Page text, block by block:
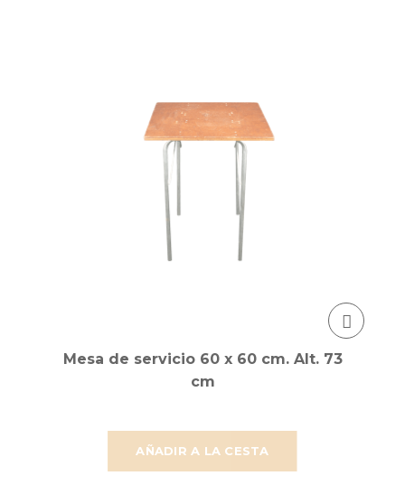
AÑADIR A LA CESTA
Mesa de servicio 60 x 60 cm. Alt. 73
cm